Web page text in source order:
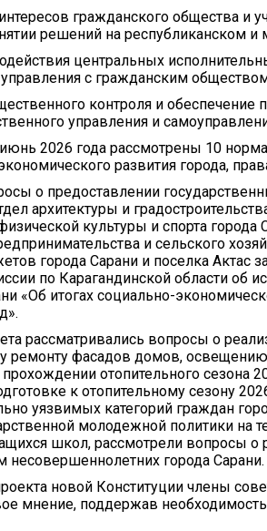
будни
сфера
гражданского общества и
решений на республиканском и
центральных
управления с гражданским
контроля и обеспечение
управления и
2026 года рассмотрены 10
развития города,
о предоставлении
архитектуры и
культуры и спорта города
и сельского
города Сарани и поселка Актас
по Карагандинской области об
«Об итогах социально-
рассматривались вопросы о
ремонту фасадов домов, освещению
прохождении отопительного сезона
к отопительному сезону
уязвимых категорий граждан
молодежной политики на
школ, рассмотрели вопросы
несовершеннолетних города Сарани.
новой Конституции члены
мнение, поддержав